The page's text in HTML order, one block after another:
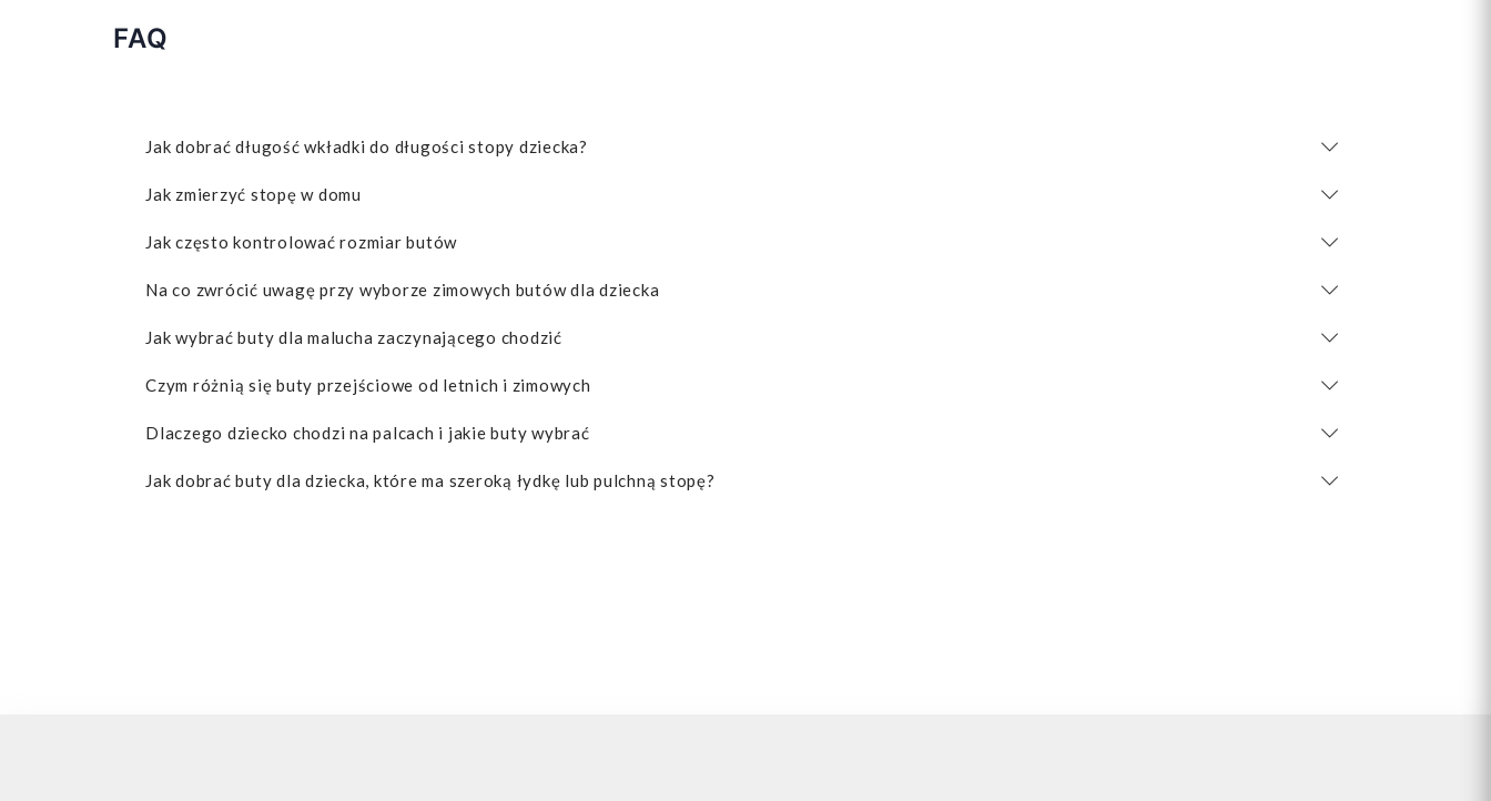
FAQ
Jak dobrać długość wkładki do długości stopy dziecka?
Jak zmierzyć stopę w domu
Jak często kontrolować rozmiar butów
Na co zwrócić uwagę przy wyborze zimowych butów dla dziecka
Jak wybrać buty dla malucha zaczynającego chodzić
Czym różnią się buty przejściowe od letnich i zimowych
Dlaczego dziecko chodzi na palcach i jakie buty wybrać
Jak dobrać buty dla dziecka, które ma szeroką łydkę lub pulchną stopę?